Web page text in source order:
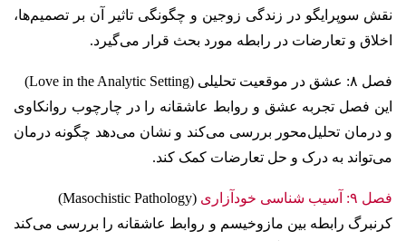
نقش سوپرایگو در زندگی زوجین و چگونگی تاثیر آن بر تصمیم‌ها،
اخلاق و تعارضات در رابطه مورد بحث قرار می‌گیرد.
فصل ۸: عشق در موقعیت تحلیلی (Love in the Analytic Setting)
این فصل تجربه عشق و روابط عاشقانه را در چارچوب روانکاوی
و درمان تحلیل‌محور بررسی می‌کند و نشان می‌دهد چگونه درمان
می‌تواند به درک و حل تعارضات کمک کند.
فصل ۹: آسیب شناسی خودآزاری
(Masochistic Pathology)
کرنبرگ رابطه بین مازوخیسم و روابط عاشقانه را بررسی می‌کند